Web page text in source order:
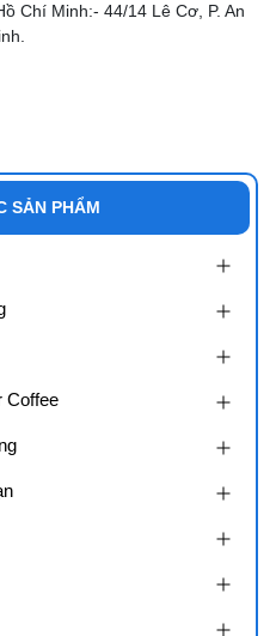
Chí Minh:- 44/14 Lê Cơ, P. An
SẢN PHẨM
Coffee